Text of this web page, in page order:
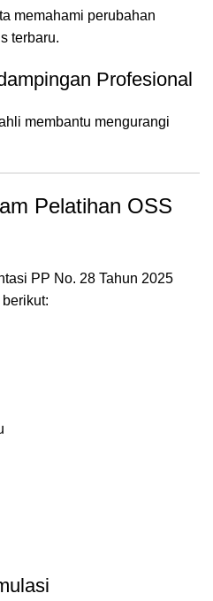
memahami perubahan
terbaru.
Profesional
membantu mengurangi
Pelatihan OSS
PP No. 28 Tahun 2025